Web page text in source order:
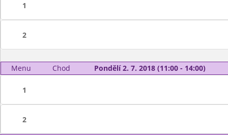
1
2
Menu Chod Pondělí 2. 7. 2018 (11:00 - 14:00)
1
2